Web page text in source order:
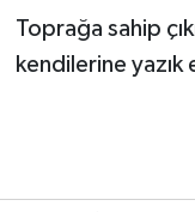
Toprağa sahip
kendilerine